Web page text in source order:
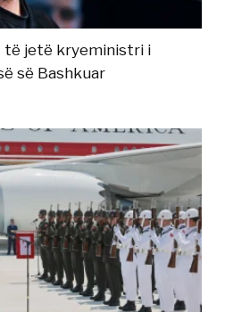
të jetë kryeministri i
së Bashkuar